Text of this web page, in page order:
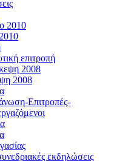
2010
επιτροπή
2008
2008
Επιτροπές-
εκδηλώσεις